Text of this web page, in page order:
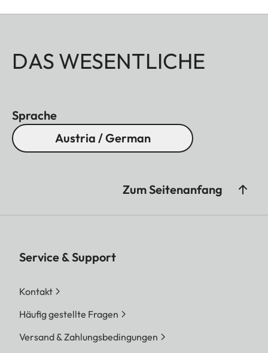
DAS WESENTLICHE
Sprache
Austria / German
Zum Seitenanfang
Service & Support
Kontakt
Häufig gestellte Fragen
Versand & Zahlungsbedingungen